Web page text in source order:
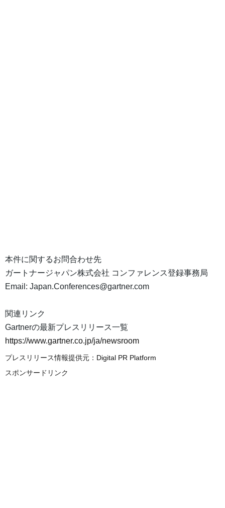
本件に関するお問合わせ先
ガートナージャパン株式会社 コンファレンス登録事務局
Email: Japan.Conferences@gartner.com
関連リンク
Gartnerの最新プレスリリース一覧
https://www.gartner.co.jp/ja/newsroom
プレスリリース情報提供元： Digital PR Platform
スポンサードリンク